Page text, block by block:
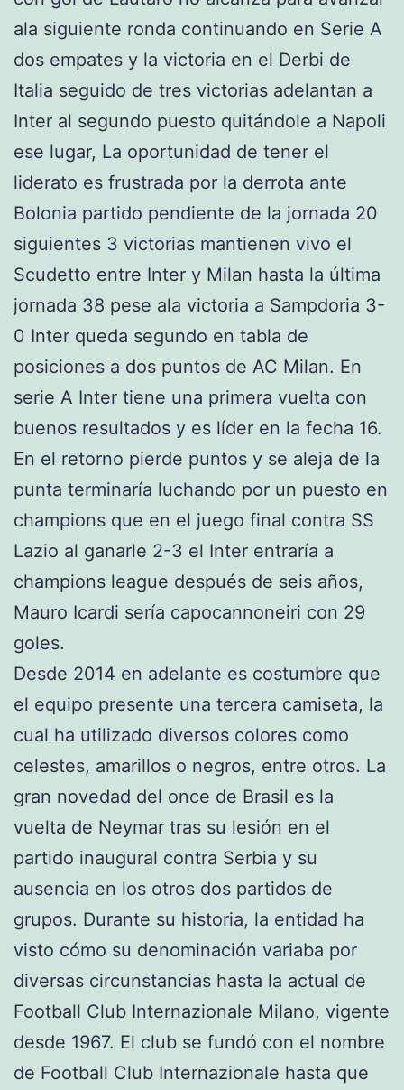
ala siguiente ronda continuando en Serie A
dos empates y la victoria en el Derbi de
Italia seguido de tres victorias adelantan a
Inter al segundo puesto quitándole a Napoli
ese lugar, La oportunidad de tener el
liderato es frustrada por la derrota ante
Bolonia partido pendiente de la jornada 20
siguientes 3 victorias mantienen vivo el
Scudetto entre Inter y Milan hasta la última
jornada 38 pese ala victoria a Sampdoria 3-
0 Inter queda segundo en tabla de
posiciones a dos puntos de AC Milan. En
serie A Inter tiene una primera vuelta con
buenos resultados y es líder en la fecha 16.
En el retorno pierde puntos y se aleja de la
punta terminaría luchando por un puesto en
champions que en el juego final contra SS
Lazio al ganarle 2-3 el Inter entraría a
champions league después de seis años,
Mauro Icardi sería capocannoneiri con 29
goles.
Desde 2014 en adelante es costumbre que
el equipo presente una tercera camiseta, la
cual ha utilizado diversos colores como
celestes, amarillos o negros, entre otros. La
gran novedad del once de Brasil es la
vuelta de Neymar tras su lesión en el
partido inaugural contra Serbia y su
ausencia en los otros dos partidos de
grupos. Durante su historia, la entidad ha
visto cómo su denominación variaba por
diversas circunstancias hasta la actual de
Football Club Internazionale Milano, vigente
desde 1967. El club se fundó con el nombre
de Football Club Internazionale hasta que